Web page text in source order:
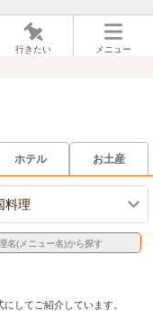
行きたい メニュー
ホテル お土産
料理
名(メニュー名)から探す
してご紹介しています。